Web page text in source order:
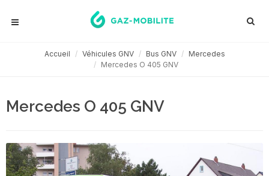
Accueil Véhicules GNV Bus GNV
Mercedes
Mercedes O 405 GNV
Mercedes O 405 GNV